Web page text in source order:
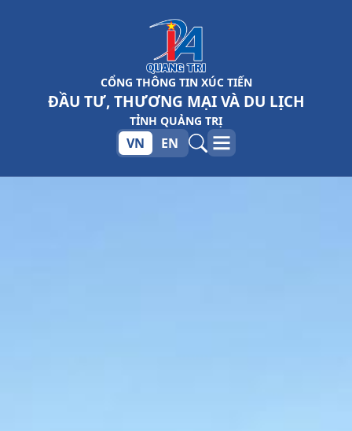
CỔNG THÔNG TIN XÚC TIẾN
ĐẦU TƯ, THƯƠNG MẠI VÀ DU LỊCH
TỈNH QUẢNG TRỊ
VN EN